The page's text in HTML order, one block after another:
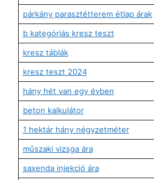
párkány parasztétterem étlap árak
b kategóriás kresz teszt
kresz táblák
kresz teszt 2024
hány hét van egy évben
beton kalkulátor
1 hektár hány négyzetméter
műszaki vizsga ára
saxenda injekció ára